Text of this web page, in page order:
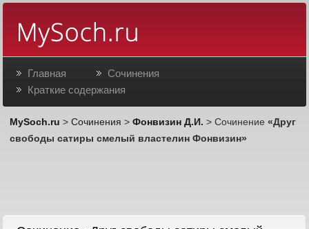
Главная
Сочинения
Краткие содержания
MySoch.ru >Сочинения >Фонвизин Д.И. > Сочинение«Друг
свободы сатиры смелый властелин Фонвизин»